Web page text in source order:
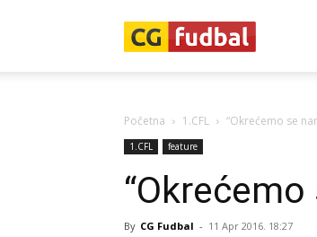
Početna 1.CFL “Okrećemo se
1.CFL feature
By CG Fudbal - 11 Apr 2016. 18:27